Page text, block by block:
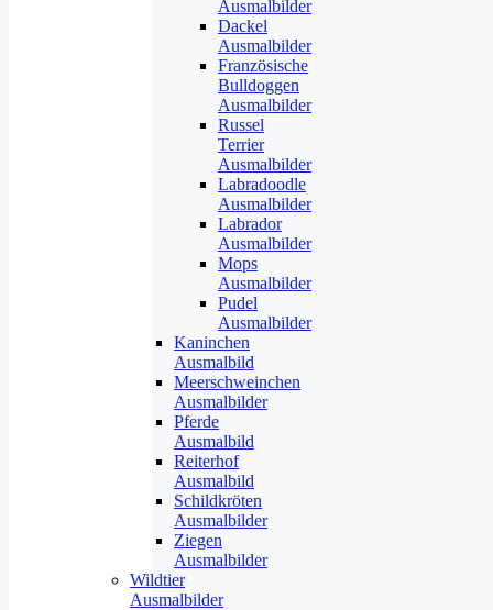
Ausmalbilder
Dackel
Ausmalbilder
Französische
Bulldoggen
Ausmalbilder
Russel
Terrier
Ausmalbilder
Labradoodle
Ausmalbilder
Labrador
Ausmalbilder
Mops
Ausmalbilder
Pudel
Ausmalbilder
Kaninchen
Ausmalbild
Meerschweinchen
Ausmalbilder
Pferde
Ausmalbild
Reiterhof
Ausmalbild
Schildkröten
Ausmalbilder
Ziegen
Ausmalbilder
Wildtier
Ausmalbilder